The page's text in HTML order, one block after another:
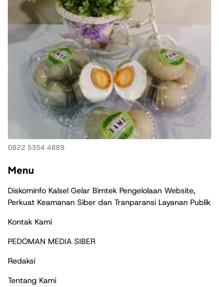
0822 5354 4889
Menu
Diskominfo Kalsel Gelar Bimtek Pengelolaan Website,
Perkuat Keamanan Siber dan Tranparansi Layanan Publik
Kontak Kami
PEDOMAN MEDIA SIBER
Redaksi
Tentang Kami